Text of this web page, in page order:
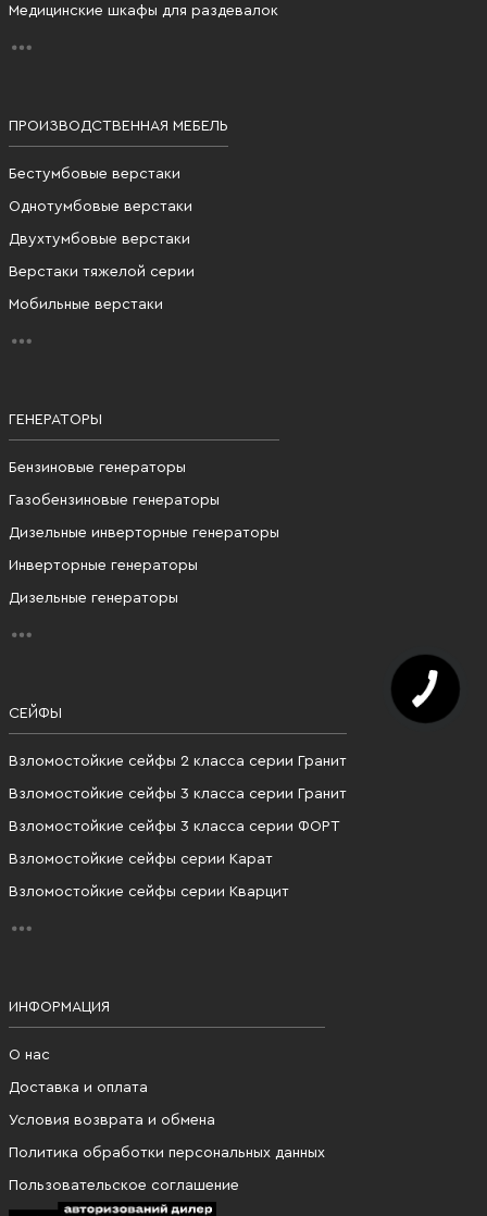
Медицинские шкафы для раздевалок
ПРОИЗВОДСТВЕННАЯ МЕБЕЛЬ
Бестумбовые верстаки
Однотумбовые верстаки
Двухтумбовые верстаки
Верстаки тяжелой серии
Мобильные верстаки
ГЕНЕРАТОРЫ
Бензиновые генераторы
Газобензиновые генераторы
Дизельные инверторные генераторы
Инверторные генераторы
Дизельные генераторы
СЕЙФЫ
Взломостойкие сейфы 2 класса серии Гранит
Взломостойкие сейфы 3 класса серии Гранит
Взломостойкие сейфы 3 класса серии ФОРТ
Взломостойкие сейфы серии Карат
Взломостойкие сейфы серии Кварцит
ИНФОРМАЦИЯ
О нас
Доставка и оплата
Условия возврата и обмена
Политика обработки персональных данных
Пользовательское соглашение